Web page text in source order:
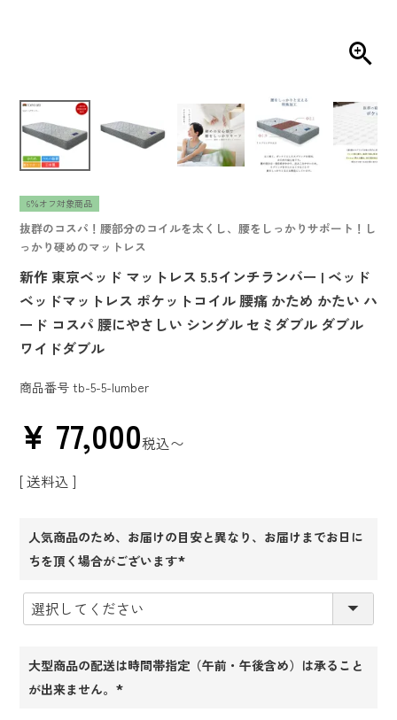
6％オフ対象商品
抜群のコスパ！腰部分のコイルを太くし、腰をしっかりサポート！し
っかり硬めのマットレス
新作 東京ベッド マットレス 5.5インチランバー | ベッド
ベッドマットレス ポケットコイル 腰痛 かため かたい ハ
ード コスパ 腰にやさしい シングル セミダブル ダブル
ワイドダブル
商品番号 tb-5-5-lumber
¥ 77,000税込〜
送料込
人気商品のため、お届けの目安と異なり、お届けまでお日に
ちを頂く場合がございます
大型商品の配送は時間帯指定（午前・午後含め）は承ること
が出来ません。